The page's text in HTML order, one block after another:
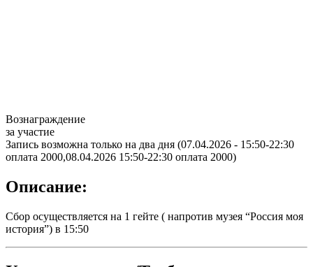
Вознаграждение
за участие
Запись возможна только на два дня (07.04.2026 - 15:50-22:30
оплата 2000,08.04.2026 15:50-22:30 оплата 2000)
Описание:
Сбор осуществляется на 1 гейте ( напротив музея “Россия моя
история”) в 15:50